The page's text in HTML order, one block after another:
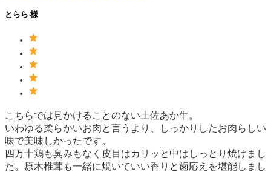
とらら 様
こちらでは見かけることのない土佐あか牛。
いわゆる柔らかいお肉と言うより、しっかりしたお肉らしい
味で美味しかったです。
四万十鶏も臭みもなく皮目はカリッと中はしっとり焼けまし
た。原木椎茸も一緒に焼いていい香りと歯応えを堪能しまし